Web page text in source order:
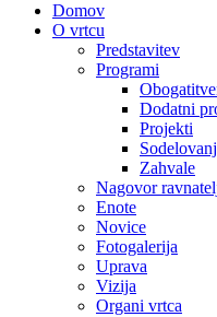
Domov
O vrtcu
Predstavitev
Programi
Dodatni
Projekti
Zahvale
Nagovor
Enote
Novice
Fotogalerija
Uprava
Vizija
Organi vrtca